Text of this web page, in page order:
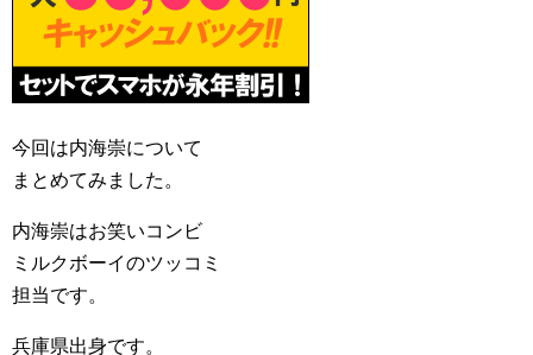
今回は内海崇について
まとめてみました。
内海崇はお笑いコンビ
ミルクボーイのツッコミ
担当です。
兵庫県出身です。